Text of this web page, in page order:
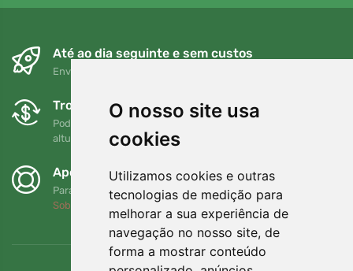
O nosso site usa
cookies
Utilizamos cookies e outras
tecnologias de medição para
melhorar a sua experiência de
navegação no nosso site, de
forma a mostrar conteúdo
Até ao dia seguinte e sem custos
Envio gratuito para encomendas superiores a 80 EUR
Trocas e devoluções gratuitas
Pode devolver ou trocar a sua encomenda em qualquer
altura no prazo de 90 dias
Apoiamos a Trees.org
Para cada encomenda plantamos uma árvore! Leia mais
Sobre nós